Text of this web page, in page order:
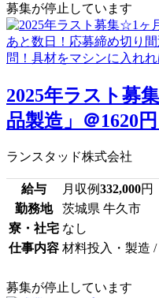
募集が停止しています
2025年ラスト募
品製造」＠1620
ランスタッド株式会社
給与 月収例332,000円
勤務地
茨城県 牛久市
寮・社宅 なし
仕事内容 材料投入・製造
募集が停止しています